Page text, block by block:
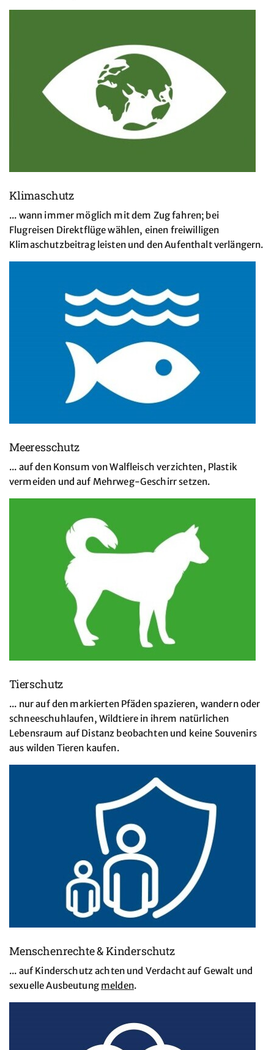
Klimaschutz
... wann immer möglich mit dem Zug fahren; bei
Flugreisen Direktflüge wählen, einen freiwilligen
Klimaschutzbeitrag leisten und den Aufenthalt verlängern.
Meeresschutz
... auf den Konsum von Walfleisch verzichten, Plastik
vermeiden und auf Mehrweg-Geschirr setzen.
Tierschutz
... nur auf den markierten Pfäden spazieren, wandern oder
schneeschuhlaufen, Wildtiere in ihrem natürlichen
Lebensraum auf Distanz beobachten und keine Souvenirs
aus wilden Tieren kaufen.
Menschenrechte & Kinderschutz
... auf Kinderschutz achten und Verdacht auf Gewalt und
sexuelle Ausbeutung melden.